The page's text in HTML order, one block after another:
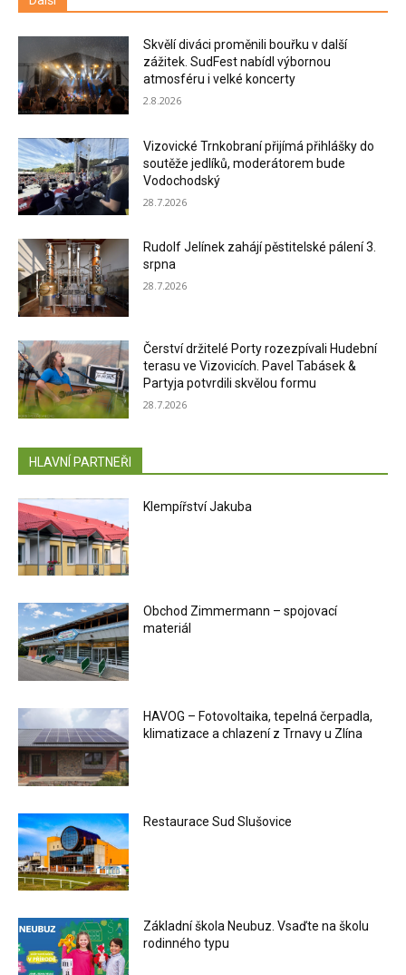
Skvělí diváci proměnili bouřku v další
zážitek. SudFest nabídl výbornou
atmosféru i velké koncerty
2.8.2026
Vizovické Trnkobraní přijímá přihlášky do
soutěže jedlíků, moderátorem bude
Vodochodský
28.7.2026
Rudolf Jelínek zahájí pěstitelské pálení 3.
srpna
28.7.2026
Čerství držitelé Porty rozezpívali Hudební
terasu ve Vizovicích. Pavel Tabásek &
Partyja potvrdili skvělou formu
28.7.2026
HLAVNÍ PARTNEŘI
Klempířství Jakuba
Obchod Zimmermann – spojovací
materiál
HAVOG – Fotovoltaika, tepelná čerpadla,
klimatizace a chlazení z Trnavy u Zlína
Restaurace Sud Slušovice
Základní škola Neubuz. Vsaďte na školu
rodinného typu